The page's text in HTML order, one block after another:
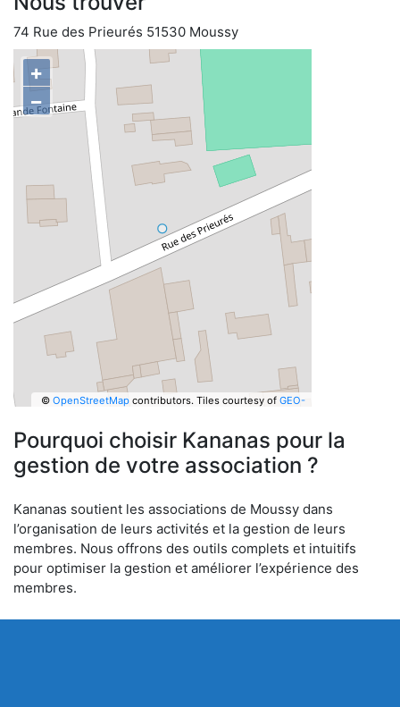
74 Rue des Prieurés 51530 Moussy
+
−
© OpenStreetMapcontributors. Tiles courtesy of GEO-
Pourquoi choisir Kananas pour la
gestion de votre association ?
Kananas soutient les associations de Moussy dans
l’organisation de leurs activités et la gestion de leurs
membres. Nous offrons des outils complets et intuitifs
pour optimiser la gestion et améliorer l’expérience des
membres.